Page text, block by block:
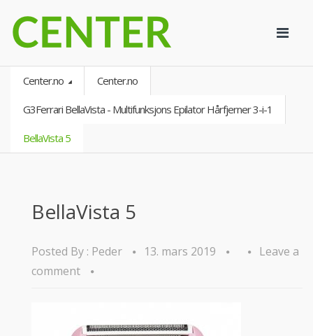
Center.no Center.no
G3Ferrari BellaVista - Multifunksjons Epilator Hårfjerner 3-i-1
BellaVista 5
BellaVista 5
Posted By : Peder 13. mars 2019
Leave a
comment